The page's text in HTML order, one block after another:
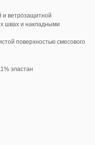
и ветрозащитной
швах и накладными
поверхностью смесового
эластан